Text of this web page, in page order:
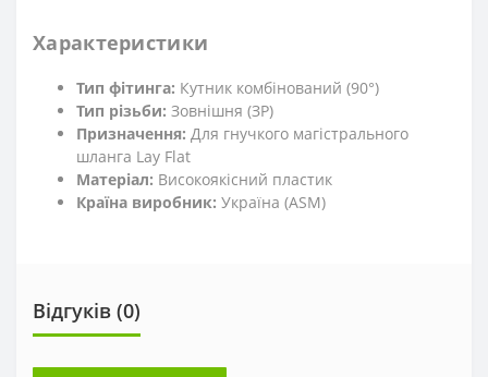
Характеристики
Тип фітинга: Кутник комбінований (90°)
Тип різьби: Зовнішня (ЗР)
Призначення: Для гнучкого магістрального
шланга Lay Flat
Матеріал: Високоякісний пластик
Країна виробник: Україна (ASM)
Відгуків (0)